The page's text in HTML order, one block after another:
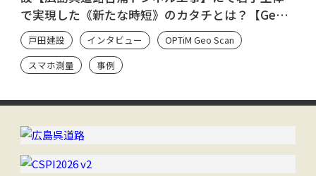
で実現した《新たな時短》のカタチとは？【Geo
Scan ユーザーのシン・流儀】
戸田建設 インタビュー
OPTiM Geo Scan
スマホ測量
事例